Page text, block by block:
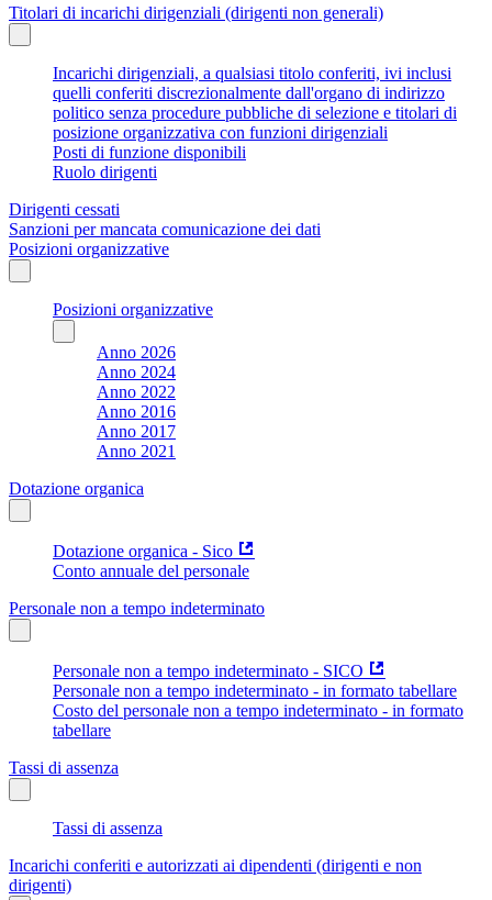
Titolari di incarichi dirigenziali (dirigenti non generali)
Incarichi dirigenziali, a qualsiasi titolo conferiti, ivi inclusi
quelli conferiti discrezionalmente dall'organo di indirizzo
politico senza procedure pubbliche di selezione e titolari di
posizione organizzativa con funzioni dirigenziali
Posti di funzione disponibili
Ruolo dirigenti
Dirigenti cessati
Sanzioni per mancata comunicazione dei dati
Posizioni organizzative
Posizioni organizzative
Anno 2026
Anno 2024
Anno 2022
Anno 2016
Anno 2017
Anno 2021
Dotazione organica
Dotazione organica - Sico
Conto annuale del personale
Personale non a tempo indeterminato
Personale non a tempo indeterminato - SICO
Personale non a tempo indeterminato - in formato tabellare
Costo del personale non a tempo indeterminato - in formato
tabellare
Tassi di assenza
Tassi di assenza
Incarichi conferiti e autorizzati ai dipendenti (dirigenti e non
dirigenti)